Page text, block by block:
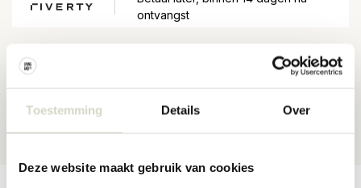
Toestemming Details Over
Deze website maakt gebruik van cookies
ontvangst
Voor
30 dagen
retour